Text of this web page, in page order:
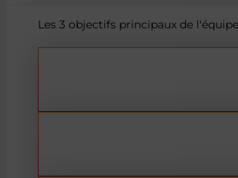
Les 3 objectifs principaux de